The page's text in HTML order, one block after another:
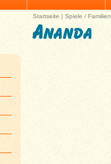
Startseite | Spiele /
Ananda